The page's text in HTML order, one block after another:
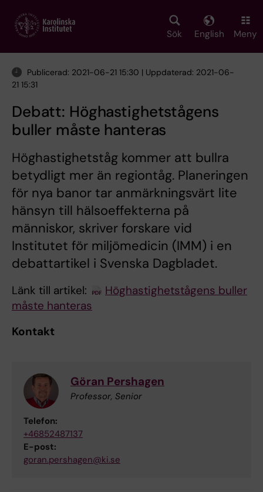
main
Sök English Meny
Publicerad: 2021-06-21 15:30 | Uppdaterad: 2021-06-
21 15:31
Debatt: Höghastighets­tågens
buller måste hanteras
Höghastighetståg kommer att bullra
betydligt mer än regiontåg. Planeringen
för nya banor tar anmärkningsvärt lite
hänsyn till hälsoeffekterna på
människor, skriver forskare vid
Institutet för miljömedicin (IMM) i en
debattartikel i Svenska Dagbladet.
Länk till artikel:
Höghastighets­tågens buller
måste hanteras
Kontakt
Göran Pershagen
Professor, Senior
Telefon:
+46852487137
E-post:
goran.pershagen@ki.se